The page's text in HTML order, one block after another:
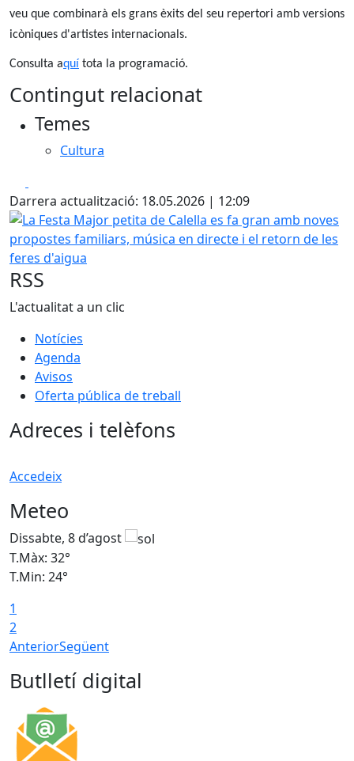
veu que combinarà els grans èxits del seu repertori amb versions
icòniques d'artistes internacionals.
Consulta aquí tota la programació.
Contingut relacionat
Temes
Cultura
Darrera actualització: 18.05.2026 | 12:09
La Festa Major petita de Calella es fa gran amb noves
RSS
L'actualitat a un clic
Notícies
Agenda
Avisos
Oferta pública de treball
Adreces i telèfons
Accedeix
Meteo
Dissabte, 8 d’agost
T.Màx: 32°
T.Min: 24°
1
2
AnteriorSegüent
Butlletí digital